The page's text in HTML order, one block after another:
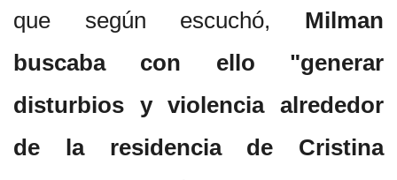
que según escuchó, Milman
buscaba con ello "generar
disturbios y violencia alrededor
de la residencia de Cristina